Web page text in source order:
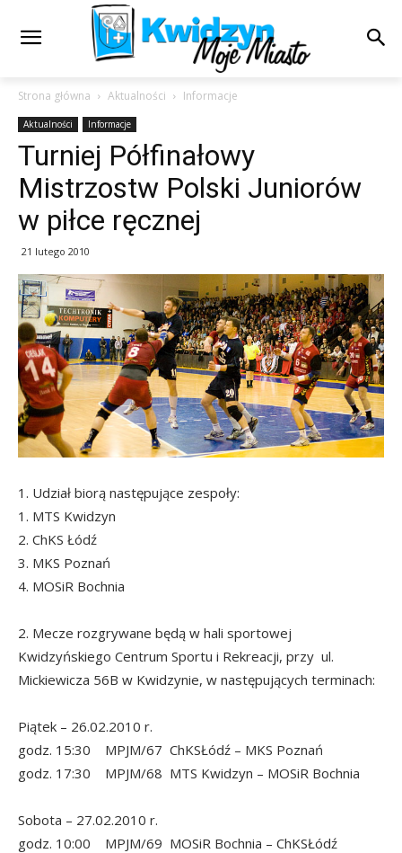
Strona główna Aktualności Informacje
Aktualności Informacje
Turniej Półfinałowy
Mistrzostw Polski Juniorów
w piłce ręcznej
21 lutego 2010
1. Udział biorą następujące zespoły:
1. MTS Kwidzyn
2. ChKS Łódź
3. MKS Poznań
4. MOSiR Bochnia
2. Mecze rozgrywane będą w hali sportowej
Kwidzyńskiego Centrum Sportu i Rekreacji, przy ul.
Mickiewicza 56B w Kwidzynie, w następujących terminach:
Piątek – 26.02.2010 r.
godz. 15:30 MPJM/67 ChKSŁódź – MKS Poznań
godz. 17:30 MPJM/68 MTS Kwidzyn – MOSiR Bochnia
Sobota – 27.02.2010 r.
godz. 10:00 MPJM/69 MOSiR Bochnia – ChKSŁódź